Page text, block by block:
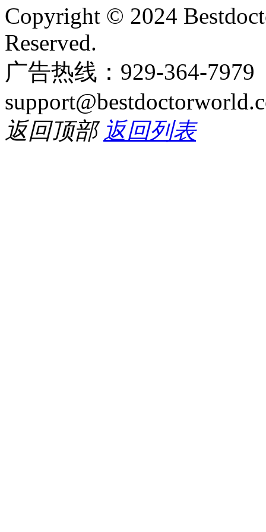
Copyright © 2024
Reserved.
广告热线：929-364-
返回顶部 返回列表